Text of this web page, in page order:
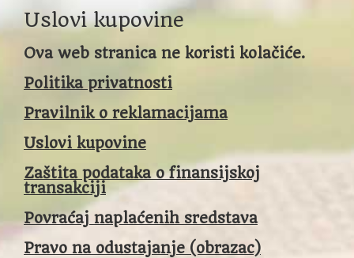
Uslovi kupovine
Ova web stranica ne koristi kolačiće.
Politika privatnosti
Pravilnik o reklamacijama
Uslovi kupovine
Zaštita podataka o finansijskoj
transakciji
Povraćaj naplaćenih sredstava
Pravo na odustajanje (obrazac)